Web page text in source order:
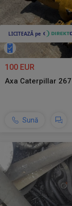
100 EUR
Axa Caterpillar
Sună